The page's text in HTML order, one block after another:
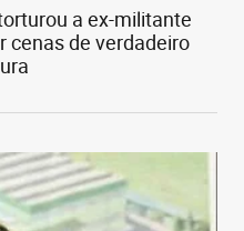
a ex-militante
cenas de verdadeiro